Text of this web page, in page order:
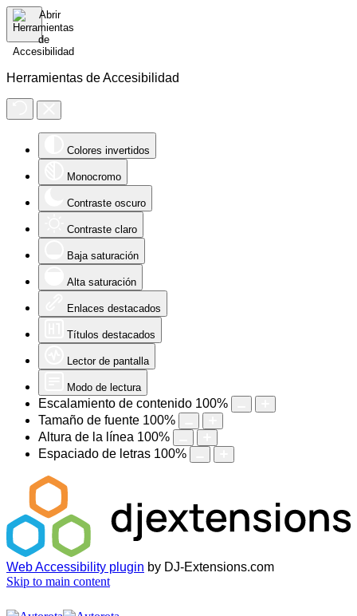
Herramientas de Accesibilidad
Colores invertidos
Monocromo
Contraste oscuro
Contraste claro
Baja saturación
Alta saturación
Enlaces destacados
Títulos destacados
Lector de pantalla
Modo de lectura
Escalamiento de contenido 100%
Tamaño de fuente 100%
Altura de la línea 100%
Espaciado de letras 100%
Web Accessibility plugin by DJ-Extensions.com
Skip to main content